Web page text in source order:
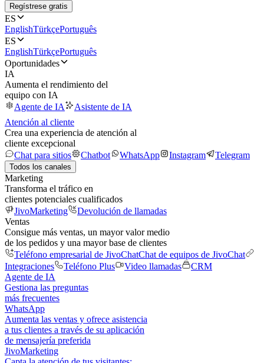
Regístrese gratis
ES
EnglishTürkçePortuguês
ES
EnglishTürkçePortuguês
Oportunidades
IA
Aumenta el rendimiento del
equipo con IA
Agente de IA
Asistente de IA
Atención al cliente
Crea una experiencia de atención al
cliente excepcional
Chat para sitios
Chatbot WhatsApp Instagram Telegram
Todos los canales
Marketing
Transforma el tráfico en
clientes potenciales cualificados
JivoMarketing
Devolución de llamadas
Ventas
Consigue más ventas, un mayor valor medio
de los pedidos y una mayor base de clientes
Teléfono empresarial de JivoChatChat de equipos de JivoChat
Integraciones
Teléfono Plus Video llamadas
CRM
Agente de IA
Gestiona las preguntas
más frecuentes
WhatsApp
Aumenta las ventas y ofrece asistencia
a tus clientes a través de su aplicación
de mensajería preferida
JivoMarketing